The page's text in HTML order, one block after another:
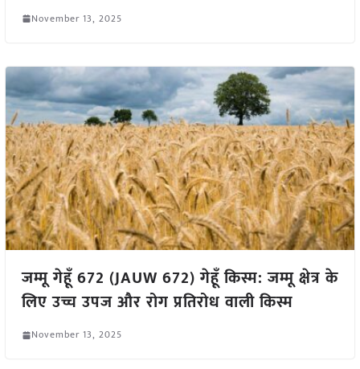
November 13, 2025
जम्मू गेहूँ 672 (JAUW 672) गेहूँ किस्म: जम्मू क्षेत्र के
लिए उच्च उपज और रोग प्रतिरोध वाली किस्म
November 13, 2025